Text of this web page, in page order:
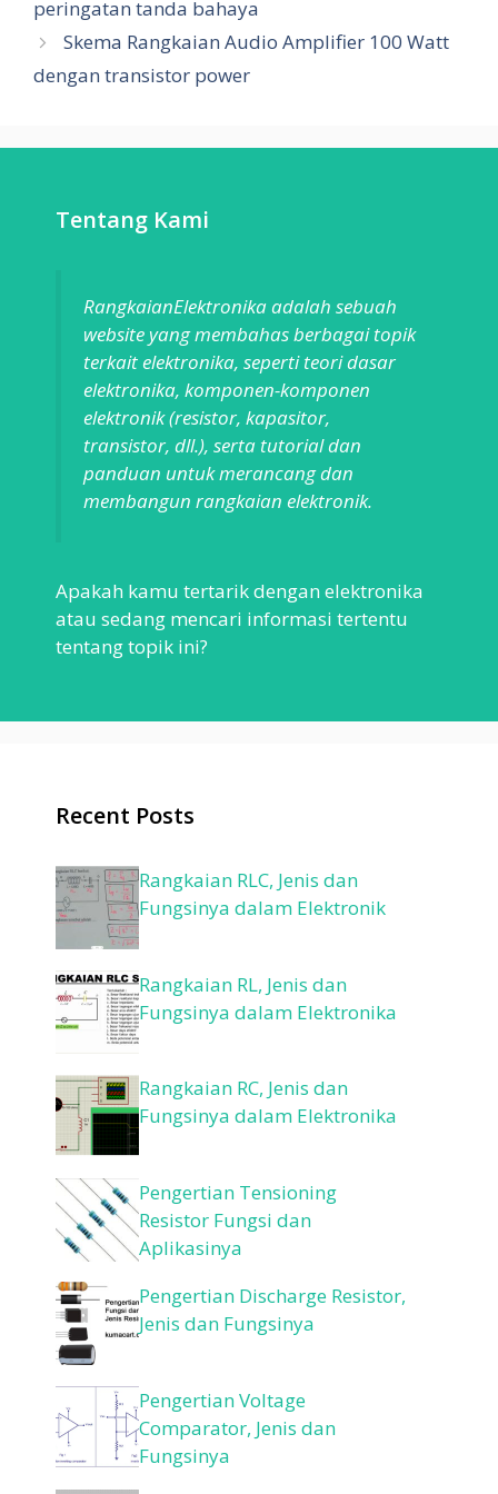
peringatan tanda bahaya
Skema Rangkaian Audio Amplifier 100 Watt
dengan transistor power
Tentang Kami
RangkaianElektronika adalah sebuah
website yang membahas berbagai topik
terkait elektronika, seperti teori dasar
elektronika, komponen-komponen
elektronik (resistor, kapasitor,
transistor, dll.), serta tutorial dan
panduan untuk merancang dan
membangun rangkaian elektronik.
Apakah kamu tertarik dengan elektronika
atau sedang mencari informasi tertentu
tentang topik ini?
Recent Posts
Rangkaian RLC, Jenis dan
Fungsinya dalam Elektronik
Rangkaian RL, Jenis dan
Fungsinya dalam Elektronika
Rangkaian RC, Jenis dan
Fungsinya dalam Elektronika
Pengertian Tensioning
Resistor Fungsi dan
Aplikasinya
Pengertian Discharge Resistor,
Jenis dan Fungsinya
Pengertian Voltage
Comparator, Jenis dan
Fungsinya